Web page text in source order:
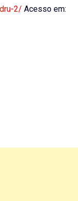
2/ Acesso em: